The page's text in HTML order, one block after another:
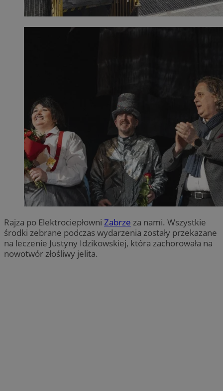
Rajza po Elektrociepłowni Zabrze za nami. Wszystkie
środki zebrane podczas wydarzenia zostały przekazane
na leczenie Justyny Idzikowskiej, która zachorowała na
nowotwór złośliwy jelita.